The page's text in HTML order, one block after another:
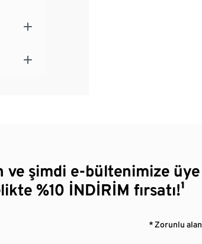
ve şimdi e-bültenimize üye
%10 İNDİRİM fırsatı!¹
* Zorunlu alan